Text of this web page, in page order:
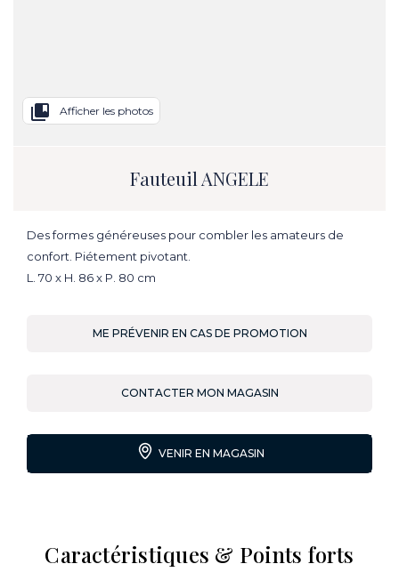
collections_bookmark Afficher les photos
Fauteuil ANGELE
Des formes généreuses pour combler les amateurs de
confort. Piétement pivotant.
L. 70 x H. 86 x P. 80 cm
ME PRÉVENIR EN CAS DE PROMOTION
CONTACTER MON MAGASIN
VENIR EN MAGASIN
Caractéristiques & Points forts